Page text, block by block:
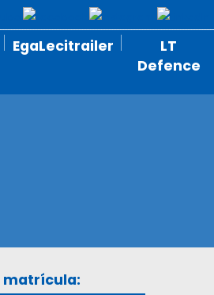
EgaLecitrailer
LT
Defence
matrícula: